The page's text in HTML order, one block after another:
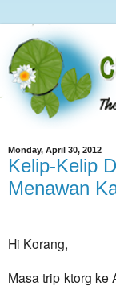
Monday, April 30, 2012
Kelip-Kelip
Menawan
Hi Korang,
Masa trip ktorg ke